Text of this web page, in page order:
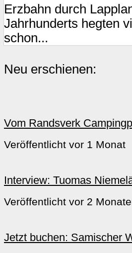
Erzbahn durch
Jahrhunderts hegten
schon...
Neu erschienen:
Vom Randsverk
Veröffentlicht vor 1 Monat
Interview: Tuomas
Veröffentlicht vor 2
Jetzt buchen: Samischer